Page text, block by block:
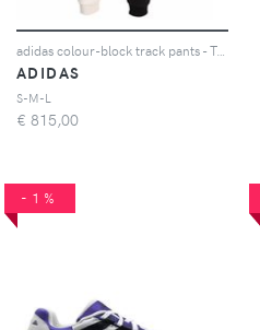
adidas colour-block track pants - Toni neutri
ADIDAS
S-M-L
€ 815,00
-1%